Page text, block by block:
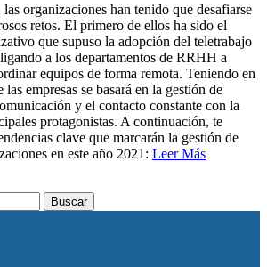
organizaciones han tenido que desafiarse
retos. El primero de ellos ha sido el
que supuso la adopción del teletrabajo
a los departamentos de RRHH a
equipos de forma remota. Teniendo en
empresas se basará en la gestión de
y el contacto constante con la
protagonistas. A continuación, te
clave que marcarán la gestión de
en este año 2021: Leer Más
Buscar